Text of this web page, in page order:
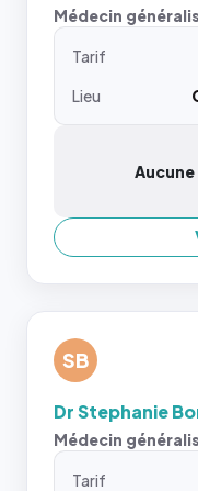
Médecin
Tarif
Lieu
SB
Dr Stephanie
Médecin
Tarif